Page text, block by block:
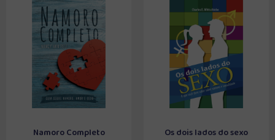
Namoro Completo Os dois lados do sexo